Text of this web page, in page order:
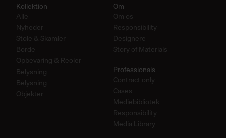
Kollektion
Alle
Nyheder
Stole & Skamler
Borde
Opbevaring & Reoler
Belysning
Belysning
Objekter
Om
Om os
Responsibility
Designere
Story of Materials
Professionals
Contract only
Cases
Mediebibliotek
Responsibility
Media Library